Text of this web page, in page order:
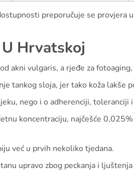
preporučuje se provjera
Hrvatskoj
akni vulgaris, a rjeđe za
tankog sloja, jer tako koža lakše
nego i o adherenciji,
koncentraciju, najčešće
već u prvih nekoliko tjedana.
upravo zbog peckanja i